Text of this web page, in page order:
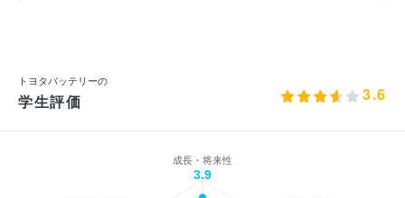
トヨタバッテリーの
学生評価 3.6
成長・将来性
3.9